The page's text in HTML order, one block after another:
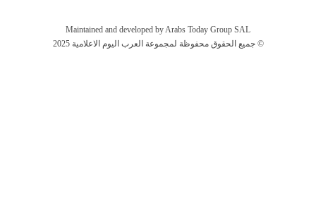
Maintained and developed by Arabs Today Group SAL
جميع الحقوق محفوظة لمجموعة العرب اليوم الاعلامية 2025 ©